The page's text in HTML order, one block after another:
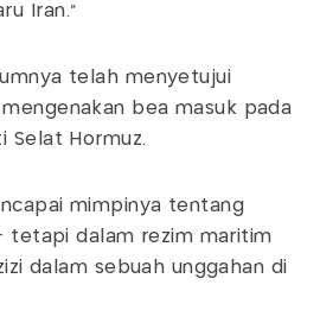
Iran."
telah menyetujui
bea masuk pada
Selat Hormuz.
mimpinya tentang
tetapi dalam rezim maritim
dalam sebuah unggahan di